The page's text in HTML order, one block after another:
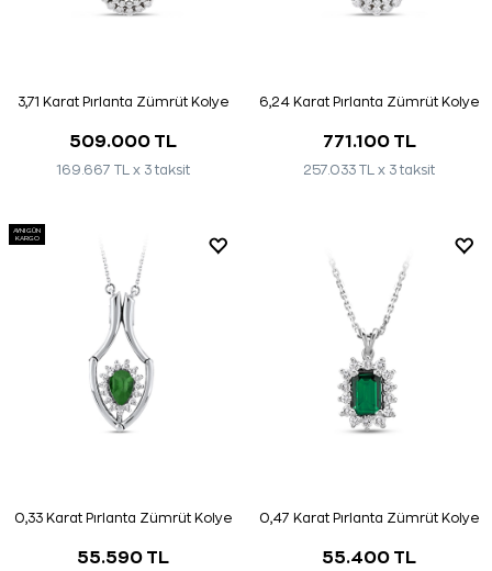
3,71 Karat Pırlanta Zümrüt Kolye
509.000 TL
169.667 TL x 3 taksit
6,24 Karat Pırlanta Zümrüt Kolye
771.100 TL
257.033 TL x 3 taksit
AYNI GÜN
KARGO
0,33 Karat Pırlanta Zümrüt Kolye
55.590 TL
0,47 Karat Pırlanta Zümrüt Kolye
55.400 TL